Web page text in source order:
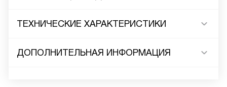
ТЕХНИЧЕСКИЕ ХАРАКТЕРИСТИКИ
ДОПОЛНИТЕЛЬНАЯ ИНФОРМАЦИЯ